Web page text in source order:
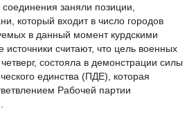
соединения заняли позиции,
который входит в число городов
в данный момент курдскими
источники считают, что цель военных
состояла в демонстрации силы
единства (ПДЕ), которая
Рабочей партии